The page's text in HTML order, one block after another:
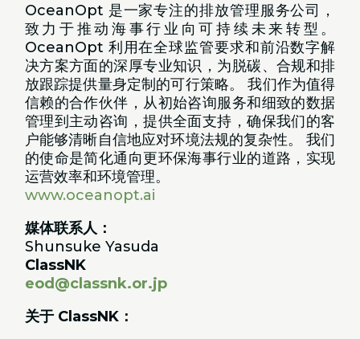
OceanOpt 是一家专注的排放管理服务公司，
致力于推动海事行业向可持续未来转型。
OceanOpt 利用在全球监管要求和前沿数字解
决方案方面的深厚专业知识，为脱碳、合规和排
放跟踪提供量身定制的可行策略。 我们作为值得
信赖的合作伙伴，从初始咨询服务和细致的数据
管理到主动咨询，提供全面支持，确保我们的客
户能够清晰自信地应对环境法规的复杂性。 我们
的使命是简化通向更环保海事行业的道路，实现
运营效率和环境管理。
www.oceanopt.ai
媒体联系人：
Shunsuke Yasuda
ClassNK
eod@classnk.or.jp
关于 ClassNK：